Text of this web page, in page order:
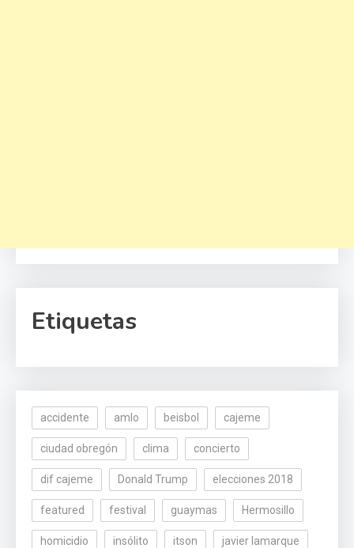
Etiquetas
accidente amlo beisbol cajeme
ciudad obregón clima concierto
dif cajeme Donald Trump elecciones 2018
featured festival guaymas Hermosillo
homicidio insólito itson javier lamarque